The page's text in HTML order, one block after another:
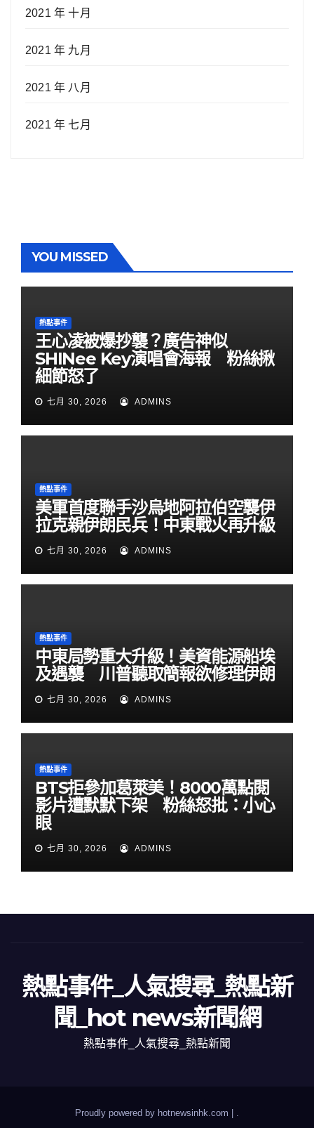
2021 年 十月
2021 年 九月
2021 年 八月
2021 年 七月
YOU MISSED
熱點事件
王心凌被爆抄襲？廣告神似
SHINee Key演唱會海報 粉絲揪
細節怒了
七月 30, 2026 ADMINS
熱點事件
美軍首度聯手沙烏地阿拉伯空襲伊
拉克親伊朗民兵！中東戰火再升級
七月 30, 2026 ADMINS
熱點事件
中東局勢重大升級！美資能源船埃
及遇襲 川普聽取簡報欲修理伊朗
七月 30, 2026 ADMINS
熱點事件
BTS拒參加葛萊美！8000萬點閱
影片遭默默下架 粉絲怒批：小心
眼
七月 30, 2026 ADMINS
熱點事件_人氣搜尋_熱點新
聞_hot news新聞網
熱點事件_人氣搜尋_熱點新聞
Proudly powered by hotnewsinhk.com |